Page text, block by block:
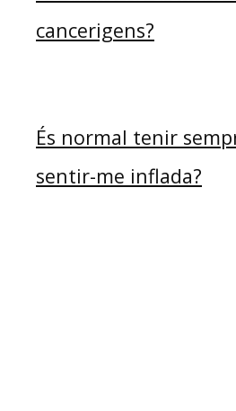
cancerigens?
És normal tenir
sentir-me inflada?